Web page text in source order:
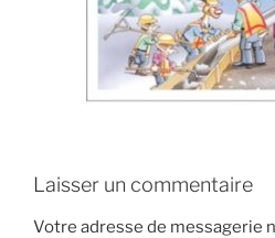
Laisser un commentaire
Votre adresse de messagerie